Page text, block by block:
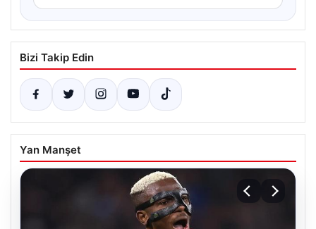
Bizi Takip Edin
Yan Manşet